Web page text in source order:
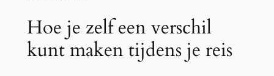
Hoe je zelf een verschil
kunt maken tijdens je reis